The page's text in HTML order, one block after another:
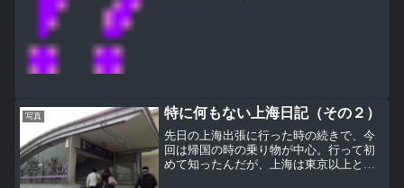
写真 特に何もない上海日記（その２）
先日の上海出張に行った時の続きで、今
回は帰国の時の乗り物が中心。行って初
めて知ったんだが、上海は東京以上と言